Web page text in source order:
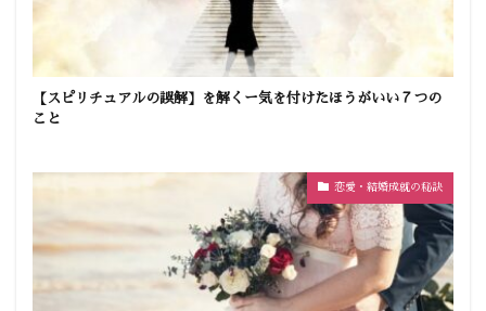
【スピリチュアルの誤解】を解くー気を付けたほうがいい７つの
こと
恋愛・結婚成就の秘訣